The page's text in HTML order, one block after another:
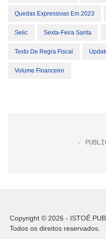
Quedas Expressivas Em 2023
Selic Sexta-Feira Santa
Texto De Regra Fiscal
Volume Financeiro
Copyright © 2026 - ISTOÉ
Todos os direitos reservados.